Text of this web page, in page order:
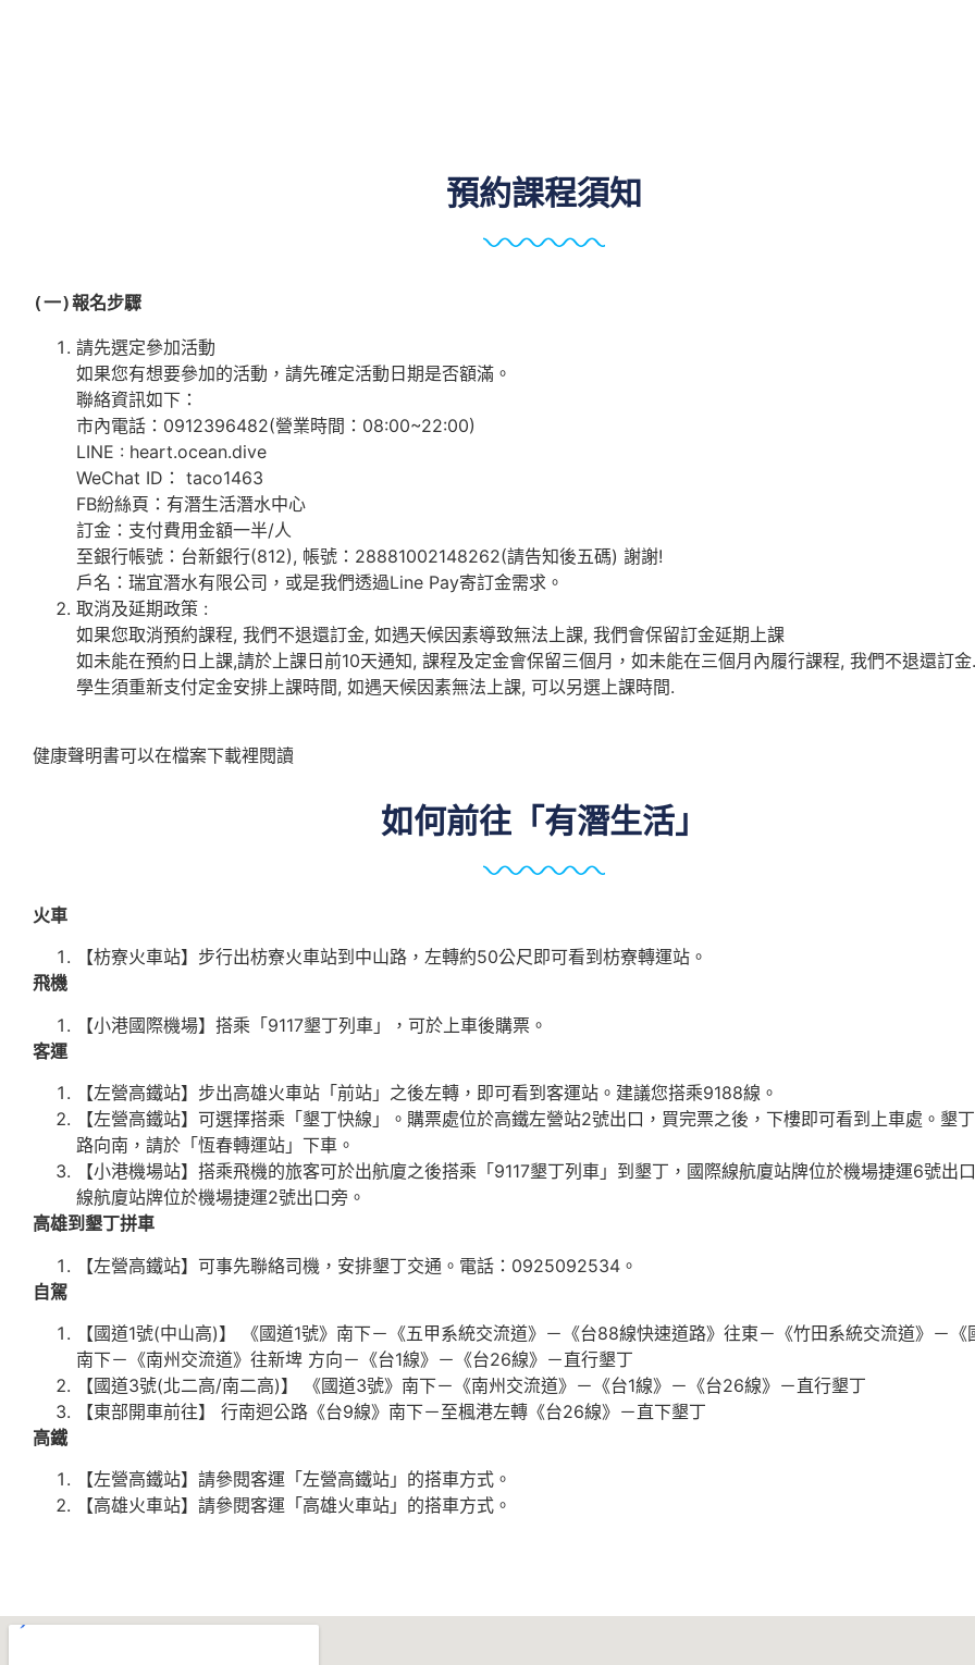
預約課程須知
(一)報名步驟
請先選定參加活動
如果您有想要參加的活動，請先確定活動日期是否額滿。
聯絡資訊如下：
市內電話：0912396482(營業時間：08:00~22:00)
LINE : heart.ocean.dive
WeChat ID： taco1463
FB紛絲頁：有潛生活潛水中心
訂金：支付費用金額一半/人
至銀行帳號：台新銀行(812), 帳號：28881002148262(請告知後五碼) 謝謝!
戶名：瑞宜潛水有限公司，或是我們透過Line Pay寄訂金需求。
取消及延期政策 :
如果您取消預約課程, 我們不退還訂金, 如遇天候因素導致無法上課, 我們會保留訂金延期上課
如未能在預約日上課,請於上課日前10天通知, 課程及定金會保留三個月，如未能在三個月內履行課程, 我們不退還訂
學生須重新支付定金安排上課時間, 如遇天候因素無法上課, 可以另選上課時間.
健康聲明書可以在檔案下載裡閱讀
如何前往「有潛生活」
火車
【枋寮火車站】步行出枋寮火車站到中山路，左轉約50公尺即可看到枋寮轉運站。
飛機
【小港國際機場】搭乘「9117墾丁列車」，可於上車後購票。
客運
【左營高鐵站】步出高雄火車站「前站」之後左轉，即可看到客運站。建議您搭乘9188線。
【左營高鐵站】可選擇搭乘「墾丁快線」。購票處位於高鐵左營站2號出口，買完票之後，下樓即可看到上車處。墾
路向南，請於「恆春轉運站」下車。
【小港機場站】搭乘飛機的旅客可於出航廈之後搭乘「9117墾丁列車」到墾丁，國際線航廈站牌位於機場捷運6號出
線航廈站牌位於機場捷運2號出口旁。
高雄到墾丁拼車
【左營高鐵站】可事先聯絡司機，安排墾丁交通。電話：0925092534。
自駕
【國道1號(中山高)】 《國道1號》南下－《五甲系統交流道》－《台88線快速道路》往東－《竹田系統交流道》－《
南下－《南州交流道》往新埤 方向－《台1線》－《台26線》－直行墾丁
【國道3號(北二高/南二高)】 《國道3號》南下－《南州交流道》－《台1線》－《台26線》－直行墾丁
【東部開車前往】 行南迴公路《台9線》南下－至楓港左轉《台26線》－直下墾丁
高鐵
【左營高鐵站】請參閱客運「左營高鐵站」的搭車方式。
【高雄火車站】請參閱客運「高雄火車站」的搭車方式。